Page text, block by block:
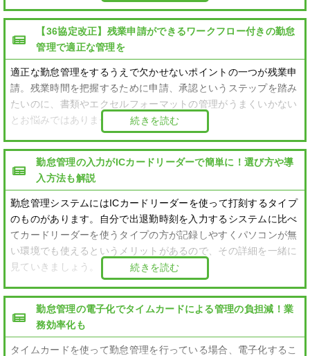
【36協定改正】残業申請ができるワークフロー付きの勤怠
管理で適正な管理を
適正な勤怠管理をするうえで欠かせないポイントの一つが残業申
請。残業時間を把握するために申請、承認というステップを踏み
たいのに、書類やエクセルフォーマットの管理がうまくいかない
とお悩みではありませんか？続きを読む
勤怠管理の入力がICカードリーダーで簡単に！選び方や導
入方法も解説
勤怠管理システムにはICカードリーダーを使って打刻するタイプ
のものがあります。自分で出退勤時刻を入力するシステムに比べ
てカードリーダーを使うタイプの方が記録しやすくパソコンが無
い環境でも使えるというメリットがあるので、その詳細を一緒に
見ていきましょう。
続きを読む
勤怠管理の電子化でタイムカードによる管理の負担減！業
務効率化も
タイムカードを使って勤怠管理を行っている場合、電子化するこ